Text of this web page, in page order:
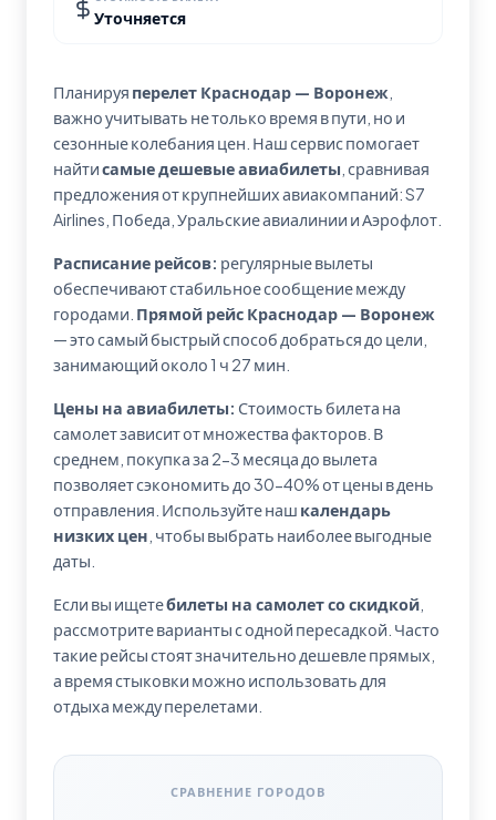
Уточняется
Планируя перелет Краснодар — Воронеж
важно учитывать не только время в пути, но и
сезонные колебания цен. Наш сервис помогает
найтисамые дешевые авиабилеты , сравнивая
предложения от крупнейших авиакомпаний: S7
Airlines, Победа, Уральские авиалинии и Аэрофлот.
Расписание рейсов: регулярные вылеты
обеспечивают стабильное сообщение между
городами. Прямой рейс Краснодар — Воронеж
— это самый быстрый способ добраться до цели,
занимающий около 1 ч 27 мин.
Цены на авиабилеты: Стоимость билета на
самолет зависит от множества факторов. В
среднем, покупка за 2-3 месяца до вылета
позволяет сэкономить до 30-40% от цены в день
отправления. Используйте наш календарь
низких цен , чтобы выбрать наиболее выгодные
даты.
Если вы ищетебилеты на самолет со скидкой
рассмотрите варианты с одной пересадкой. Часто
такие рейсы стоят значительно дешевле прямых,
а время стыковки можно использовать для
отдыха между перелетами.
СРАВНЕНИЕ ГОРОДОВ